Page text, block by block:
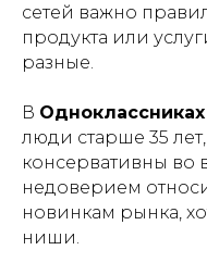
сетей важно
продукта или
разные.
В Одноклассниках
люди старше 35
консервативны во
недоверием
новинкам рынка,
ниши.